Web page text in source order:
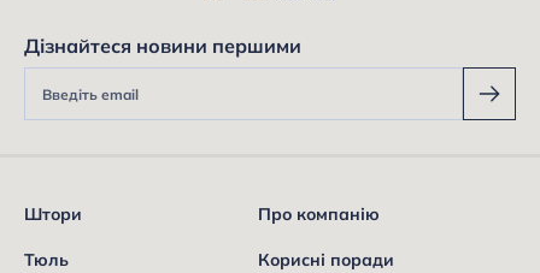
Дізнайтеся новини першими
Штори
Тюль
Про компанію
Корисні поради